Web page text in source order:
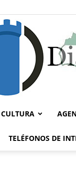
CULTURA
TELÉFONOS DE